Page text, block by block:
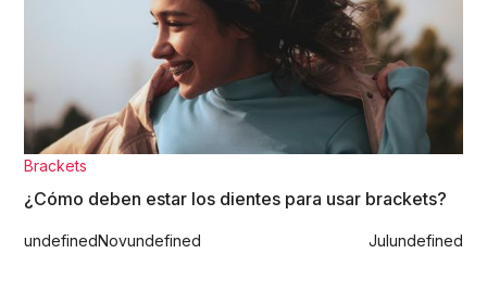
Brackets
¿Cómo deben estar los dientes para usar brackets?
undefinedNovundefined Julundefined